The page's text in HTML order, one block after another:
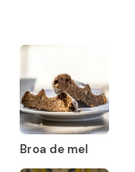
Broa de mel